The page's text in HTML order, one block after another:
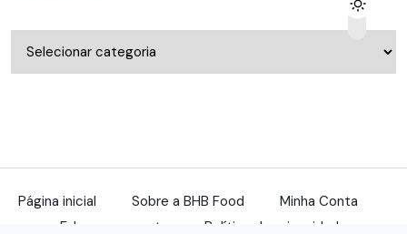
Conteúdos
Página inicial Sobre a BHB Food
Minha Conta
Fale com a gente
Política de privacidade